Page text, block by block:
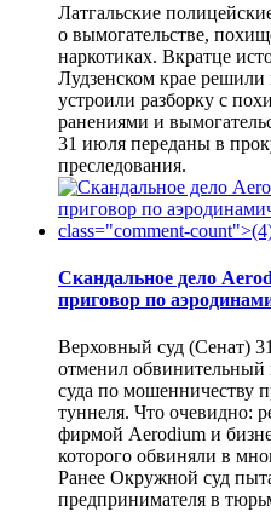
Латгальские
о вымогательстве,
наркотиках. Вкратце
Лудзенском крае
устроили разборку с
ранениями и
31 июля переданы в
преследования.
Скандальное дело
приговор по
Верховный суд (Сенат)
отменил
суда по мошенничеству
туннеля. Что очевидно:
фирмой Aerodium и
которого обвиняли в
Ранее Окружной суд
предпринимателя в